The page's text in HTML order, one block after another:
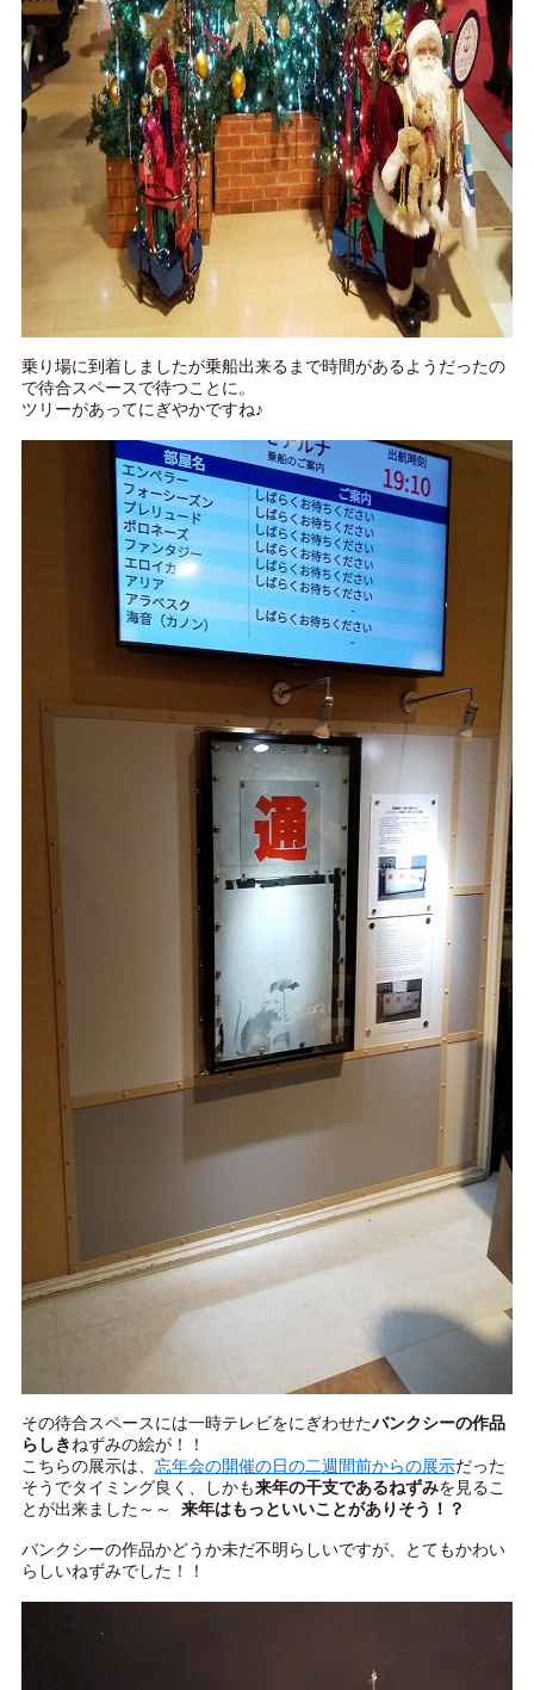
乗り場に到着しましたが乗船出来るまで時間があるようだったの
で待合スペースで待つことに。
ツリーがあってにぎやかですね♪
その待合スペースには一時テレビをにぎわせたバンクシーの作品
らしきねずみの絵が！！
こちらの展示は、 忘年会の開催の日の二週間前からの展示だった
そうでタイミング良く、しかも来年の干支であるねずみを見るこ
とが出来ました～～ 来年はもっといいことがありそう！？
バンクシーの作品かどうか未だ不明らしいですが、とてもかわい
らしいねずみでした！！